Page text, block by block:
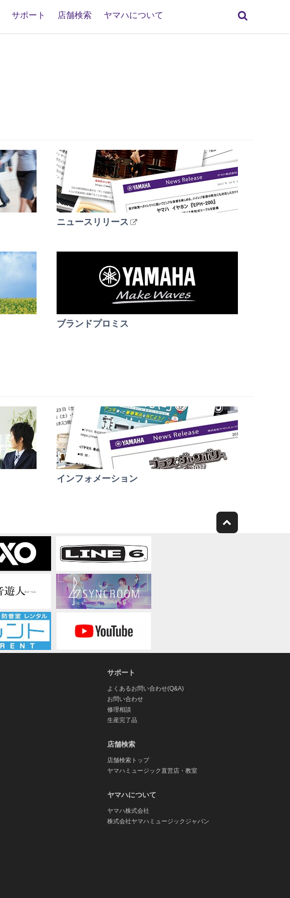
サポート 店舗検索 ヤマハについて
ニュースリリース
ブランドプロミス
インフォメーション
サポート
よくあるお問い合わせ(Q&A)
お問い合わせ
修理相談
生産完了品
店舗検索
店舗検索トップ
ヤマハミュージック直営店・教室
ヤマハについて
ヤマハ株式会社
株式会社ヤマハミュージックジャパン